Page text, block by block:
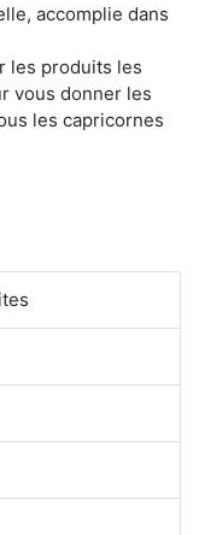
accomplie dans
les produits les
vous donner les
les capricornes